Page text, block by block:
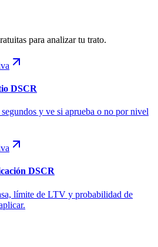
para analizar tu trato.
DSCR
y ve si aprueba o no por nivel
DSCR
límite de LTV y probabilidad de